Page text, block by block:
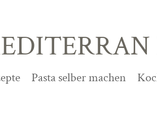
Pasta selber machen